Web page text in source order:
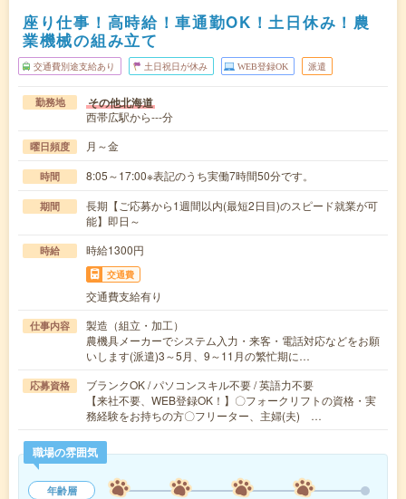
座り仕事！高時給！車通勤OK！土日休み！農
業機械の組み立て
交通費別途支給あり 土日祝日が休み WEB登録OK 派遣
勤務地 その他北海道
西帯広駅から---分
曜日頻度 月～金
時間 8:05～17:00※表記のうち実働7時間50分です。
期間
長期【ご応募から1週間以内(最短2日目)のスピード就業が可
能】即日～
時給 時給1300円
交通費
交通費支給有り
仕事内容
製造（組立・加工）
農機具メーカーでシステム入力・来客・電話対応などをお願
いします(派遣)3～5月、9～11月の繁忙期に…
応募資格
ブランクOK / パソコンスキル不要 / 英語力不要
【来社不要、WEB登録OK！】〇フォークリフトの資格・実
務経験をお持ちの方〇フリーター、主婦(夫) …
職場の雰囲気
年齢層